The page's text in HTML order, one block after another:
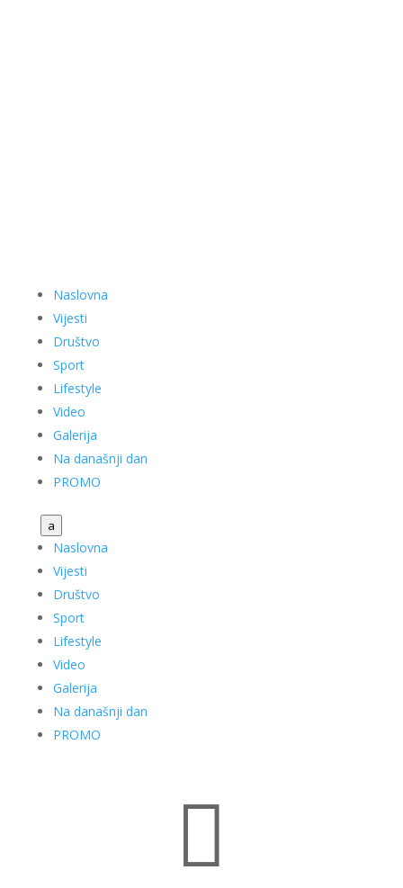
Naslovna
Vijesti
Društvo
Sport
Lifestyle
Video
Galerija
Na današnji dan
PROMO
a
Naslovna
Vijesti
Društvo
Sport
Lifestyle
Video
Galerija
Na današnji dan
PROMO
